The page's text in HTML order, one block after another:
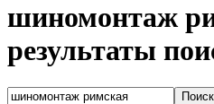
шиномонтаж
результаты